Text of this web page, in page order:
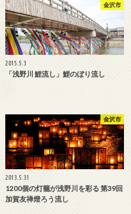
金沢市
2015.5.3
「浅野川 鯉流し」鯉のぼり流し
金沢市
2013.5.31
1200個の灯籠が浅野川を彩る 第39回
加賀友禅燈ろう流し